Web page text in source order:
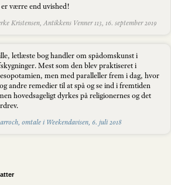
værre end uvished!
Kristensen, Antikkens Venner 113, 16. september 2019
letlæste bog handler om spådomskunst i
Mest som den blev praktiseret i
men med paralleller frem i dag, hvor
andre remedier til at spå og se ind i fremtiden
hovedsageligt dyrkes på religionernes og det
omtale i Weekendavisen, 6. juli 2018